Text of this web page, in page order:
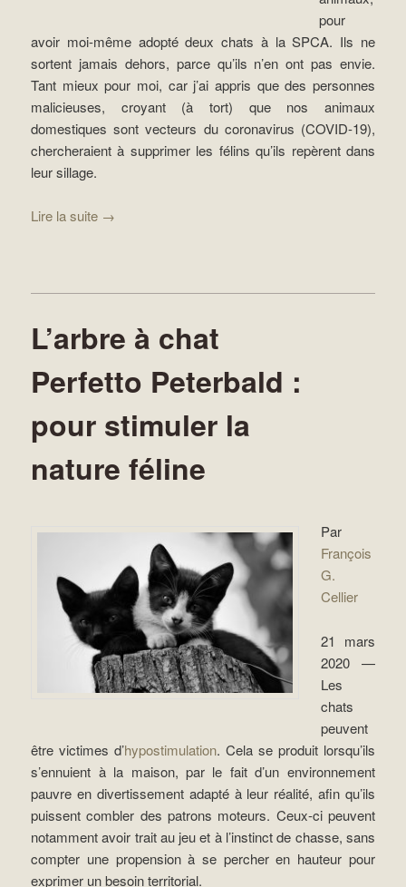
pour
avoir moi-même adopté deux chats à la SPCA. Ils ne
sortent jamais dehors, parce qu’ils n’en ont pas envie.
Tant mieux pour moi, car j’ai appris que des personnes
malicieuses, croyant (à tort) que nos animaux
domestiques sont vecteurs du coronavirus (COVID-19),
chercheraient à supprimer les félins qu’ils repèrent dans
leur sillage.
Lire la suite →
L’arbre à chat
Perfetto Peterbald :
pour stimuler la
nature féline
Par
François
G.
Cellier
21 mars
2020 —
Les
chats
peuvent
être victimes d’hypostimulation. Cela se produit lorsqu’ils
s’ennuient à la maison, par le fait d’un environnement
pauvre en divertissement adapté à leur réalité, afin qu’ils
puissent combler des patrons moteurs. Ceux-ci peuvent
notamment avoir trait au jeu et à l’instinct de chasse, sans
compter une propension à se percher en hauteur pour
exprimer un besoin territorial.